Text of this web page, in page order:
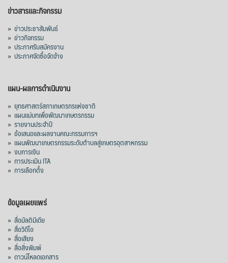
ส่งออกมันครึ่งปี 69 ปริมาณ 2.52 ล้านตัน
ลด 51.63% ยังดีที่ราคาขายดีกว่าปีก่อน
mgronline.com
View on Facebook
สภาเกษตรกรแห่งชาติ
14 hours ago
คณะรัฐมนตรี อนุมัติโครงการอ่างเก็บน้ำ
คลองวังโตนด วงเงิน 7,200 ล้านบาท สะท้อน
ผลสำเร็จการผลักดันข้อเสนอเชิงนโยบายของ
อนุมัติโครงการอ่างเก็บน้ำคลองวังโตนด
จังหวัดจันทบุรี กรอบวงเงิน 7,200 ล้านบาท
กำหนดระยะเวลาดำเนินงาน 7 ปี (พ.ศ. 2570–
2576) โดยโครงการมีความจุ 99.50 ล้าน
ลูกบาศก์เมตร สามารถสนับสนุนพื้นที่
ข่าวสารและกิจกรรม
» ข่าวประชาสัมพันธ์
» ข่าวกิจกรรม
» ประกาศรับสมัครงาน
» ประกาศจัดซื้อจัดจ้าง
แผน-ผลการดำเนินงาน
» ยุทธศาสตร์สภาเกษตรกรแห่งชาติ
» แผนแม่บทเพื่อพัฒนาเกษตรกรรม
» รายงานประจำปี
» ข้อเสนอและผลงานคณะกรรมการฯ
» แผนพัฒนาเกษตรกรรมระดับตำบลสู่เกษตรอุตสาหกรรม
» งบการเงิน
» การประเมิน ITA
» การเลือกตั้ง
ข้อมูลเผยแพร่
» สื่อมัลติมีเดีย
» สื่อวิดีโอ
» สื่อเสียง
» สื่อสิ่งพิมพ์
» ดาวน์โหลดเอกสาร